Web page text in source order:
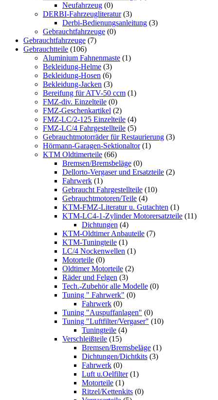
Neufahrzeug (0)
DERBI-Fahrzeugliteratur (3)
Derbi-Bedienungsanleitung (3)
Gebrauchtfahrzeuge (0)
Gebrauchtfahrzeuge (7)
Gebrauchtteile (106)
Aluminium Fahnenmaste (1)
Bekleidung-Helme (3)
Bekleidung-Hosen (6)
Bekleidung-Jacken (3)
Bereifung für ATV-50 ccm (1)
FMZ-div. Einzelteile (0)
FMZ-Geschenkartikel (2)
FMZ-LC/2-125 Einzelteile (4)
FMZ-LC/4 Fahrgestellteile (5)
Gebrauchtmotorräder für Restaurierung (3)
Hörmann-Garagen-Sektionaltor (1)
KTM Oldtimerteile (66)
Bremsen/Bremsbeläge (0)
Dellorto-Vergaser und Ersatzteile (2)
Fahrwerk (1)
Gebraucht Fahrgestellteile (10)
Gebrauchtmotoren/Teile (4)
KTM-FMZ-Literatur u. Gutachten (1)
KTM-LC4-1-Zylinder Motorersatzteile (11)
Dichtungen (4)
KTM-Oldtimer Anbauteile (7)
KTM-Tuningteile (1)
LC/4 Nockenwellen (1)
Motorteile (0)
Oldtimer Motorteile (2)
Räder und Felgen (3)
Tech.-Zubehör alle Modelle (0)
Tuning " Fahrwerk" (0)
Fahrwerk (0)
Tuning "Auspuffanlagen" (0)
Tuning "Luftfilter/Vergaser" (10)
Tuningteile (4)
Verschleißteile (15)
Bremsen/Bremsbeläge (1)
Dichtungen/Dichtkits (3)
Fahrwerk (0)
Luft u.Oelfilter (1)
Motorteile (1)
Ritzel/Kettenkits (0)